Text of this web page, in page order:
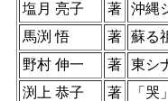
塩月 亮子
著 沖縄
馬渕 悟
著 蘇る
野村 伸一
著 東シ
渕上 恭子
著 「哭